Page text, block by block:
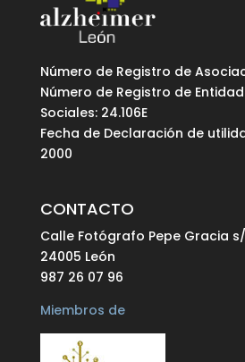
Número de Registro de
Número de Registro de
Sociales: 24.106E
Fecha de Declaración de
2000
CONTACTO
Calle Fotógrafo Pepe Gracia
24005 León
987 26 07 96
Miembros de